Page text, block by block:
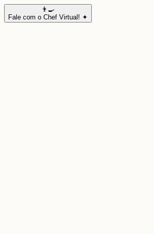
👨‍🍳
Fale com o Chef Virtual! ✦